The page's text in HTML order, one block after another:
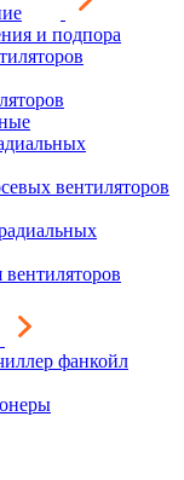
и подпора
вентиляторов
фанкойл